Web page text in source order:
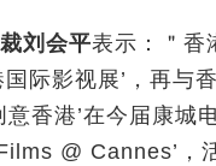
刘会平表示：＂香
际影视展’，再与
意香港’在今届康城
@ Cannes’，